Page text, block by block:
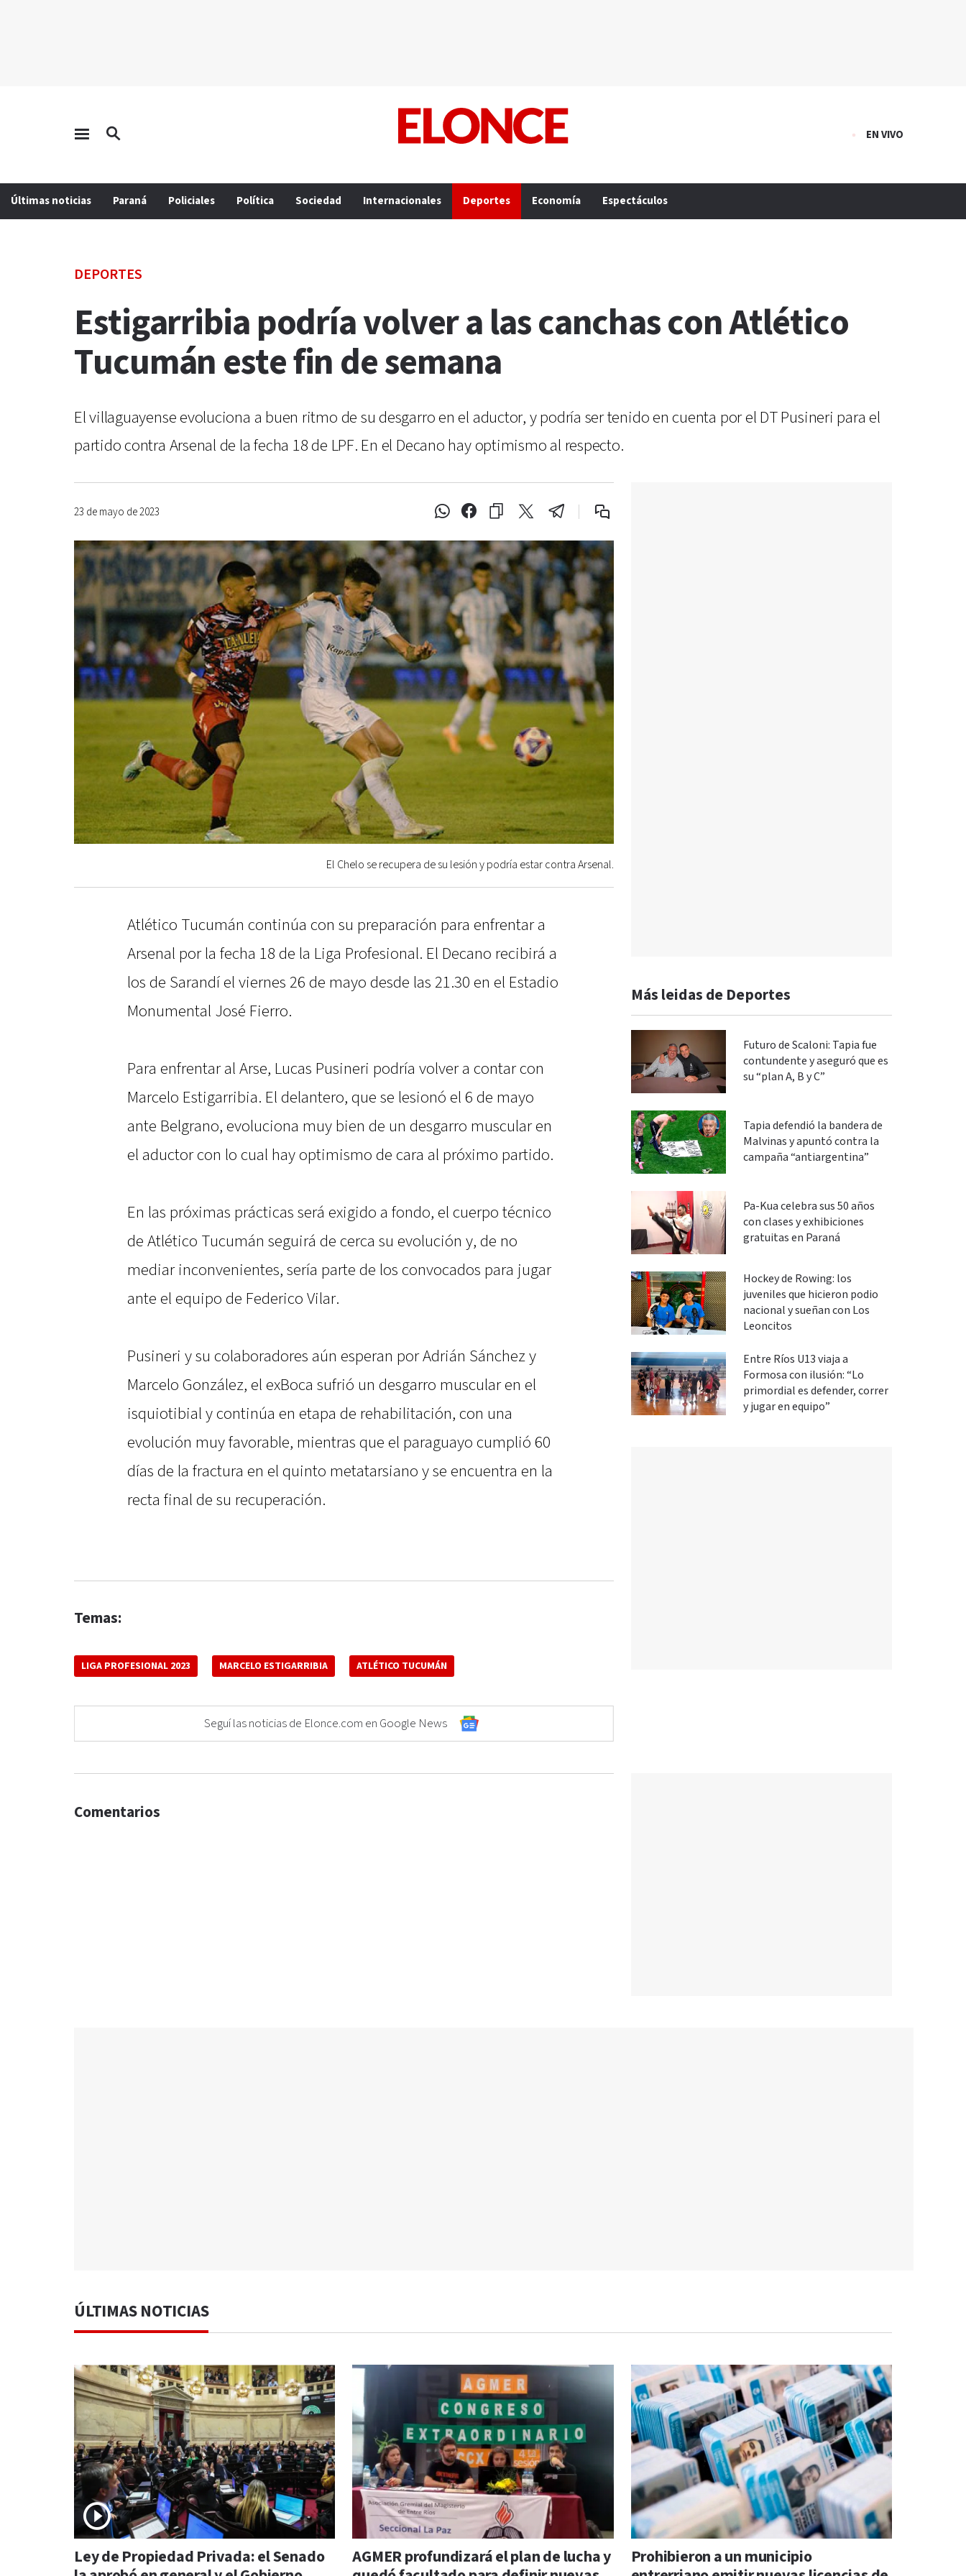
EN VIVO
Últimas noticias Paraná Policiales Política Sociedad Internacionales Deportes Economía Espectáculos
DEPORTES
Estigarribia podría volver a las canchas con Atlético
Tucumán este fin de semana
El villaguayense evoluciona a buen ritmo de su desgarro en el aductor, y podría ser tenido en cuenta por el DT Pusineri para el
partido contra Arsenal de la fecha 18 de LPF. En el Decano hay optimismo al respecto.
23 de mayo de 2023
El Chelo se recupera de su lesión y podría estar contra Arsenal.
Atlético Tucumán continúa con su preparación para enfrentar a
Arsenal por la fecha 18 de la Liga Profesional. El Decano recibirá a
los de Sarandí el viernes 26 de mayo desde las 21.30 en el Estadio
Monumental José Fierro.
Para enfrentar al Arse, Lucas Pusineri podría volver a contar con
Marcelo Estigarribia. El delantero, que se lesionó el 6 de mayo
ante Belgrano, evoluciona muy bien de un desgarro muscular en
el aductor con lo cual hay optimismo de cara al próximo partido.
En las próximas prácticas será exigido a fondo, el cuerpo técnico
de Atlético Tucumán seguirá de cerca su evolución y, de no
mediar inconvenientes, sería parte de los convocados para jugar
ante el equipo de Federico Vilar.
Pusineri y su colaboradores aún esperan por Adrián Sánchez y
Marcelo González, el exBoca sufrió un desgarro muscular en el
isquiotibial y continúa en etapa de rehabilitación, con una
evolución muy favorable, mientras que el paraguayo cumplió 60
días de la fractura en el quinto metatarsiano y se encuentra en la
recta final de su recuperación.
Temas:
LIGA PROFESIONAL 2023 MARCELO ESTIGARRIBIA ATLÉTICO TUCUMÁN
Seguí las noticias de Elonce.com en Google News
Más leidas de Deportes
Futuro de Scaloni: Tapia fue
contundente y aseguró que es
su “plan A, B y C”
Tapia defendió la bandera de
Malvinas y apuntó contra la
campaña “antiargentina”
Pa-Kua celebra sus 50 años
con clases y exhibiciones
gratuitas en Paraná
Hockey de Rowing: los
juveniles que hicieron podio
nacional y sueñan con Los
Leoncitos
Entre Ríos U13 viaja a
Formosa con ilusión: “Lo
primordial es defender, correr
y jugar en equipo”
Comentarios
ÚLTIMAS NOTICIAS
Ley de Propiedad Privada: el Senado
AGMER profundizará el plan de lucha y
Prohibieron a un municipio